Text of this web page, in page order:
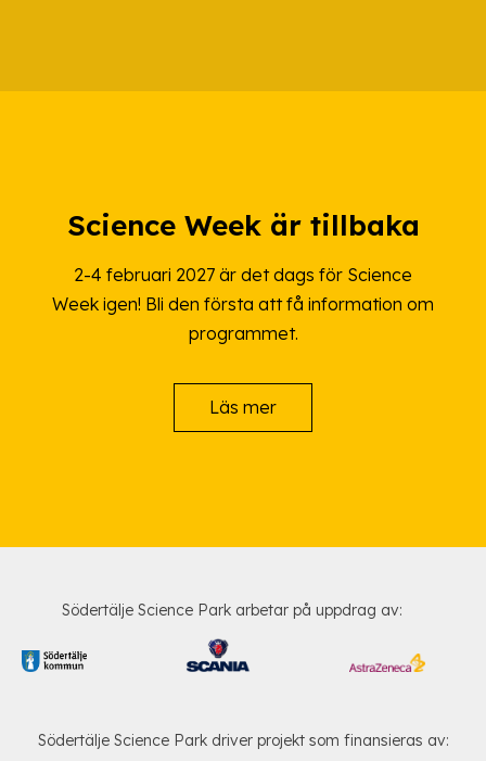
Science Week är tillbaka
2-4 februari 2027 är det dags för Science
Week igen! Bli den första att få information om
programmet.
Läs mer
Södertälje Science Park arbetar på uppdrag av:
Södertälje Science Park driver projekt som finansieras av: